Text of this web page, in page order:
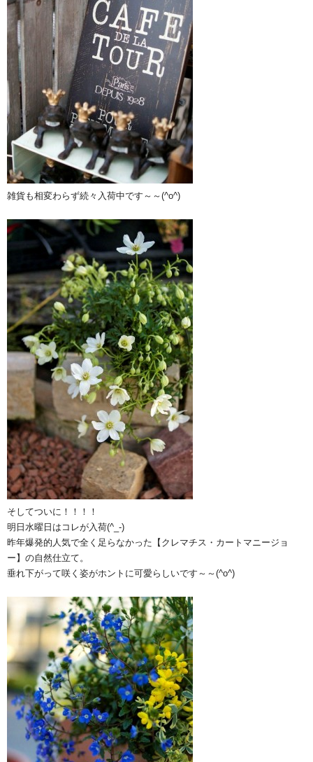
雑貨も相変わらず続々入荷中です～～(^o^)
そしてついに！！！！
明日水曜日はコレが入荷(^_-)
昨年爆発的人気で全く足らなかった【クレマチス・カートマニージョ
ー】の自然仕立て。
垂れ下がって咲く姿がホントに可愛らしいです～～(^o^)